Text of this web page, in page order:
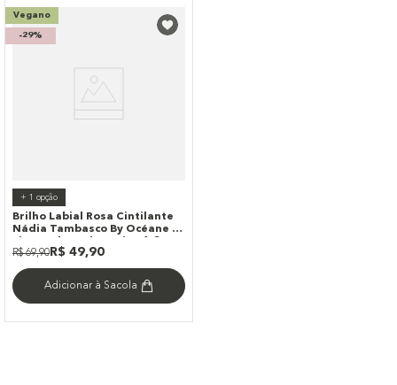
Vegano
-29%
+ 1 opção
Brilho Labial Rosa Cintilante
Nádia Tambasco By Océane -
R$ 69,90R$ 49,90
Adicionar à Sacola